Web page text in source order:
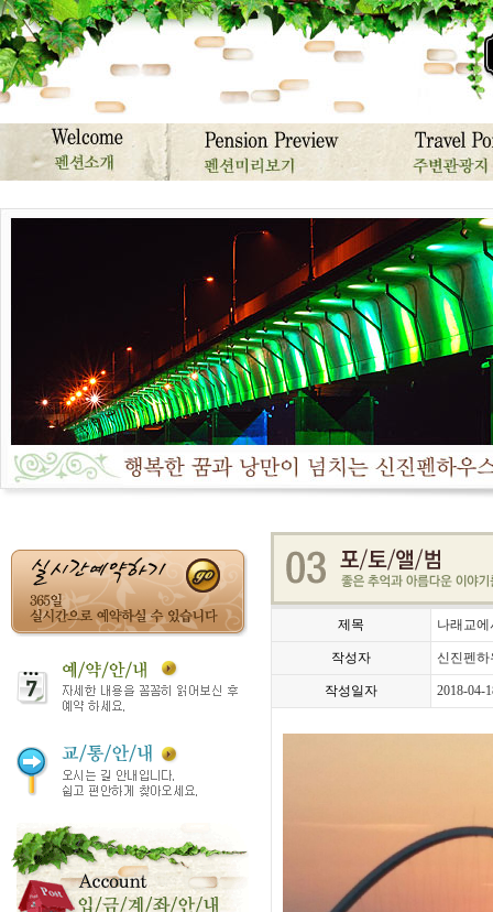
제목 나래교
작성자 신진펜하
작성일자 2018-04-